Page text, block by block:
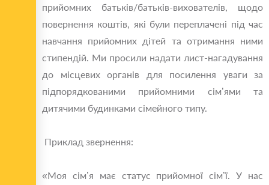
прийомних батьків/батьків-вихователів, щодо
повернення коштів, які були переплачені під час
навчання прийомних дітей та отримання ними
стипендій. Ми просили надати лист-нагадування
до місцевих органів для посилення уваги за
підпорядкованими прийомними сім’ями та
дитячими будинками сімейного типу.
Приклад звернення:
«Моя сім’я має статус прийомної сім’ї. У нас